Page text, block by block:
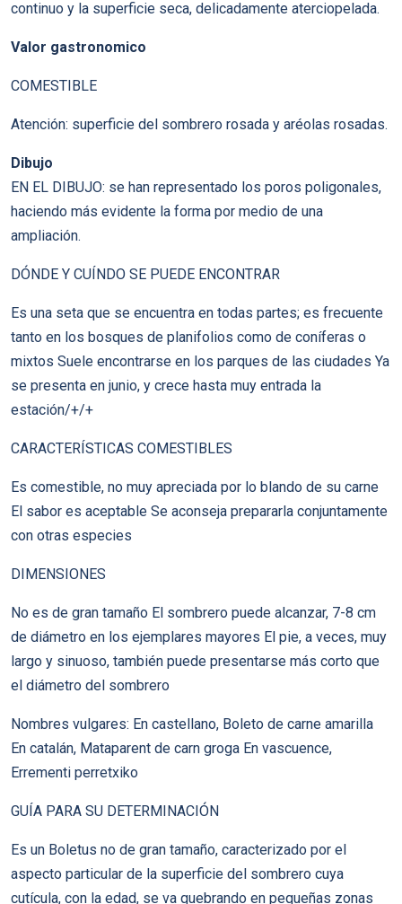
continuo y la superficie seca, delicadamente aterciopelada.
Valor gastronomico
COMESTIBLE
Atención: superficie del sombrero rosada y aréolas rosadas.
Dibujo
EN EL DIBUJO: se han representado los poros poligonales,
haciendo más evidente la forma por medio de una
ampliación.
DÓNDE Y CUÍNDO SE PUEDE ENCONTRAR
Es una seta que se encuentra en todas partes; es frecuente
tanto en los bosques de planifolios como de coníferas o
mixtos Suele encontrarse en los parques de las ciudades Ya
se presenta en junio, y crece hasta muy entrada la
estación/+/+
CARACTERÍSTICAS COMESTIBLES
Es comestible, no muy apreciada por lo blando de su carne
El sabor es aceptable Se aconseja prepararla conjuntamente
con otras especies
DIMENSIONES
No es de gran tamaño El sombrero puede alcanzar, 7-8 cm
de diámetro en los ejemplares mayores El pie, a veces, muy
largo y sinuoso, también puede presentarse más corto que
el diámetro del sombrero
Nombres vulgares: En castellano, Boleto de carne amarilla
En catalán, Mataparent de carn groga En vascuence,
Errementi perretxiko
GUÍA PARA SU DETERMINACIÓN
Es un Boletus no de gran tamaño, caracterizado por el
aspecto particular de la superficie del sombrero cuya
cutícula, con la edad, se va quebrando en pequeñas zonas